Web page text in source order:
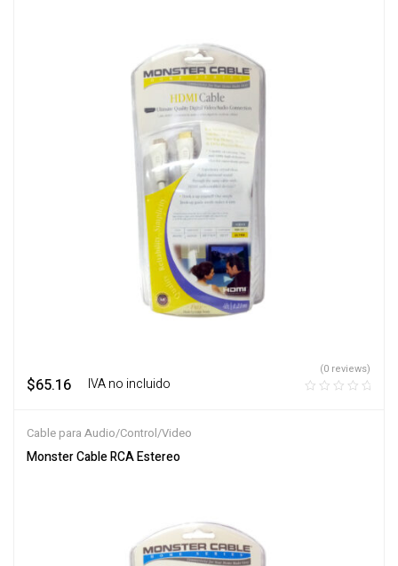
$65.16 ‎ ‎ ‎ IVA no incluido
(0 reviews)
Cable para Audio/Control/Video
Monster Cable RCA Estereo